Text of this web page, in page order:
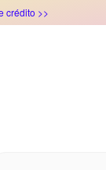
crédito >>